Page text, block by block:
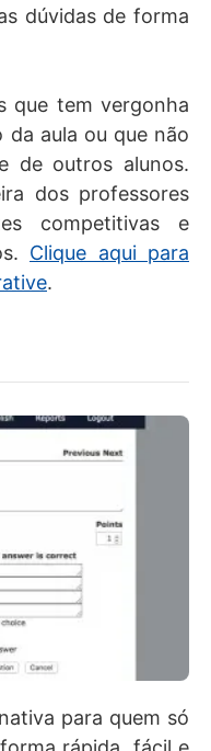
dúvidas de forma
que tem vergonha
aula ou que não
de outros alunos.
dos professores
competitivas e
Clique aqui para
.
para quem só